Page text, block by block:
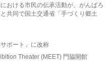
おける市民の伝承活動が、がんばろ
共同で国土交通省「手づくり郷土
ポート」に改称
Theater (MEET) 門脇開館